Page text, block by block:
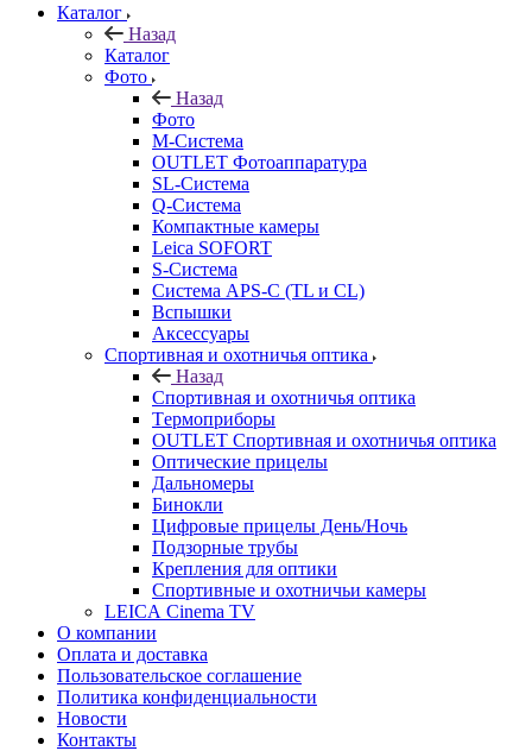
Каталог
Назад
Каталог
Фото
Назад
Фото
M-Система
OUTLET Фотоаппаратура
SL-Система
Q-Cистема
Компактные камеры
Leica SOFORT
S-Система
Система APS-C (TL и CL)
Вспышки
Аксессуары
Спортивная и охотничья оптика
Назад
Спортивная и охотничья оптика
Tермоприборы
OUTLET Спортивная и охотничья оптика
Оптические прицелы
Дальномеры
Бинокли
Цифровые прицелы День/Ночь
Подзорные трубы
Крепления для оптики
Спортивные и охотничьи камеры
LEICA Cinema TV
О компании
Оплата и доставка
Пользовательское соглашение
Политика конфиденциальности
Новости
Контакты